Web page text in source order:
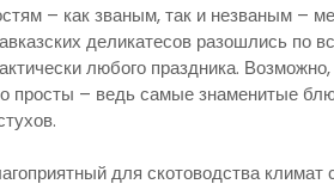
– как званым, так и незваным –
деликатесов разошлись по
любого праздника.
просты – ведь самые знаменитые
для скотоводства